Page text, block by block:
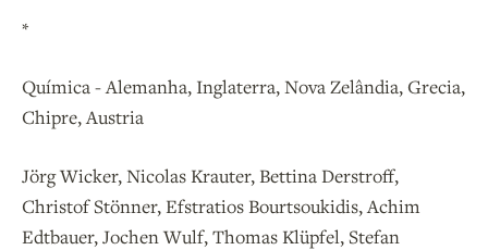
*
Química - Alemanha, Inglaterra, Nova Zelândia, Grecia,
Chipre, Austria
Jörg Wicker, Nicolas Krauter, Bettina Derstroff,
Christof Stönner, Efstratios Bourtsoukidis, Achim
Edtbauer, Jochen Wulf, Thomas Klüpfel, Stefan